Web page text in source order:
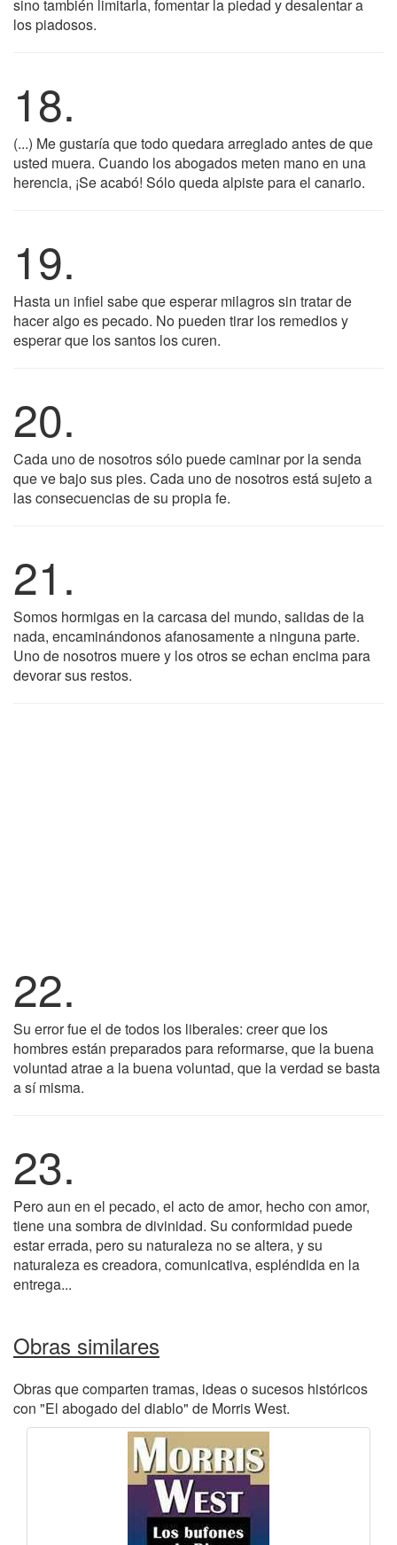
sino también limitarla, fomentar la piedad y desalentar a
los piadosos.
18.
(...) Me gustaría que todo quedara arreglado antes de que
usted muera. Cuando los abogados meten mano en una
herencia, ¡Se acabó! Sólo queda alpiste para el canario.
19.
Hasta un infiel sabe que esperar milagros sin tratar de
hacer algo es pecado. No pueden tirar los remedios y
esperar que los santos los curen.
20.
Cada uno de nosotros sólo puede caminar por la senda
que ve bajo sus pies. Cada uno de nosotros está sujeto a
las consecuencias de su propia fe.
21.
Somos hormigas en la carcasa del mundo, salidas de la
nada, encaminándonos afanosamente a ninguna parte.
Uno de nosotros muere y los otros se echan encima para
devorar sus restos.
22.
Su error fue el de todos los liberales: creer que los
hombres están preparados para reformarse, que la buena
voluntad atrae a la buena voluntad, que la verdad se basta
a sí misma.
23.
Pero aun en el pecado, el acto de amor, hecho con amor,
tiene una sombra de divinidad. Su conformidad puede
estar errada, pero su naturaleza no se altera, y su
naturaleza es creadora, comunicativa, espléndida en la
entrega...
Obras similares
Obras que comparten tramas, ideas o sucesos históricos
con "El abogado del diablo" de Morris West.